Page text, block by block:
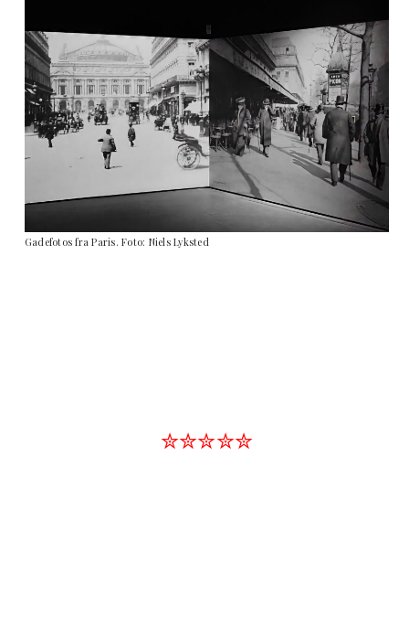
Gadefotos fra Paris. Foto: Niels Lyksted
✮✮✮✮✮